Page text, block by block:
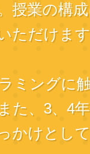
授業の構
ただけま
ミングに
た、3、4
かけとし